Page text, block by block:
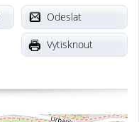
Odeslat
Vytisknout